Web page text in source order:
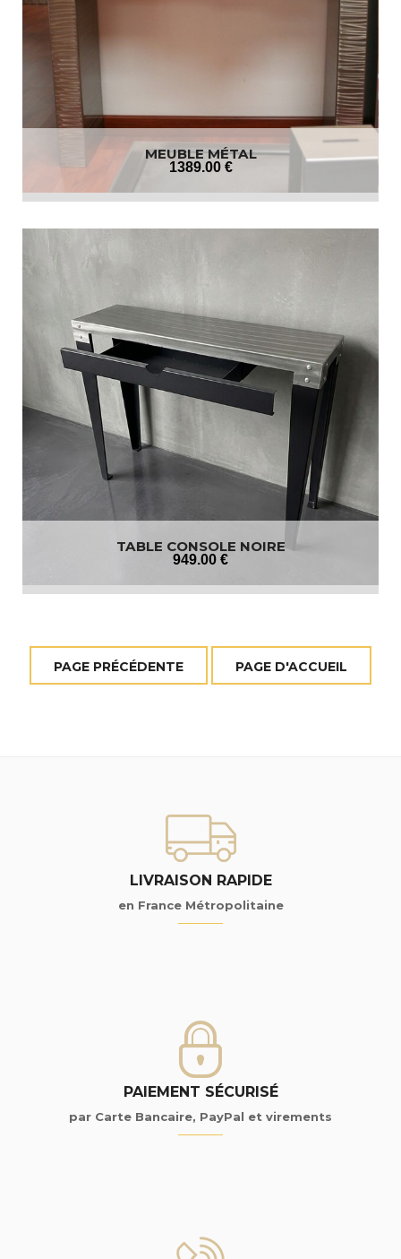
MEUBLE MÉTAL
1389.00 €
TABLE CONSOLE NOIRE
949.00 €
LIVRAISON RAPIDE
en France Métropolitaine
PAIEMENT SÉCURISÉ
par Carte Bancaire, PayPal et virements